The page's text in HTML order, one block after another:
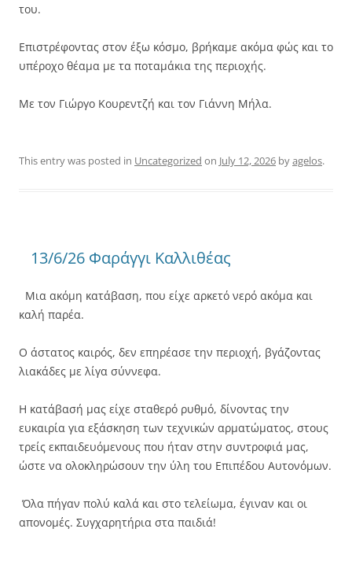
του.
Επιστρέφοντας στον έξω κόσμο, βρήκαμε ακόμα φώς και το
υπέροχο θέαμα με τα ποταμάκια της περιοχής.
Με τον Γιώργο Κουρεντζή και τον Γιάννη Μήλα.
This entry was posted in Uncategorized on July 12, 2026 byagelos.
13/6/26 Φαράγγι Καλλιθέας
Μια ακόμη κατάβαση, που είχε αρκετό νερό ακόμα και
καλή παρέα.
Ο άστατος καιρός, δεν επηρέασε την περιοχή, βγάζοντας
λιακάδες με λίγα σύννεφα.
Η κατάβασή μας είχε σταθερό ρυθμό, δίνοντας την
ευκαιρία για εξάσκηση των τεχνικών αρματώματος, στους
τρείς εκπαιδευόμενους που ήταν στην συντροφιά μας,
ώστε να ολοκληρώσουν την ύλη του Επιπέδου Αυτονόμων.
Όλα πήγαν πολύ καλά και στο τελείωμα, έγιναν και οι
απονομές. Συγχαρητήρια στα παιδιά!